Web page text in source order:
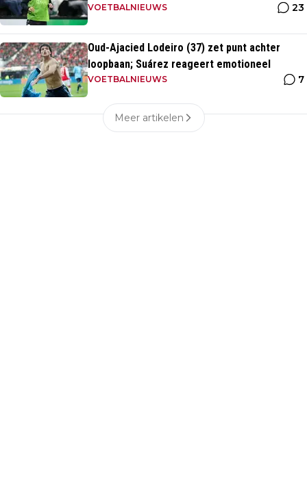
VOETBALNIEUWS 23
Oud-Ajacied Lodeiro (37) zet punt achter
loopbaan; Suárez reageert emotioneel
VOETBALNIEUWS 7
Meer artikelen